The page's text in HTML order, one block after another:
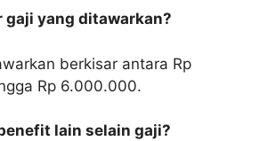
gaji yang ditawarkan?
berkisar antara Rp
Rp 6.000.000.
lain selain gaji?